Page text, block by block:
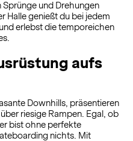
und Drehungen
Halle genießt du bei jedem
erlebst die temporeichen
aufs
Downhills, präsentieren
riesige Rampen. Egal, ob
bist ohne perfekte
nichts. Mit